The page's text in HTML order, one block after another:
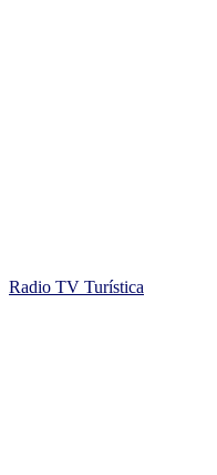
Radio TV Turística